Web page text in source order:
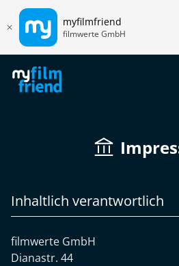
myfilmfriend
filmwerte GmbH
Inhaltlich verantwortlich
filmwerte GmbH
Dianastr. 44